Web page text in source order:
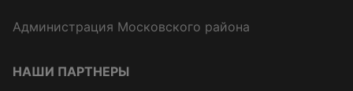
Администрация Московского района
НАШИ ПАРТНЕРЫ